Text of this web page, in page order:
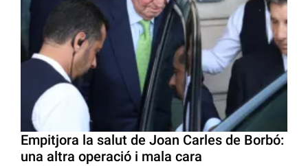
Empitjora la salut de Joan Carles de Borbó:
una altra operació i mala cara